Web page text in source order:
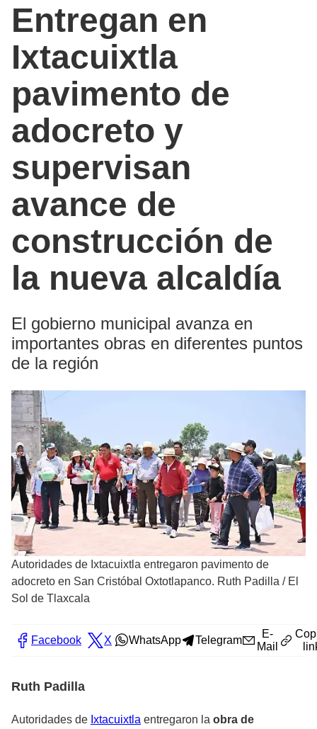
Entregan en
Ixtacuixtla
pavimento de
adocreto y
supervisan
avance de
construcción de
la nueva alcaldía
El gobierno municipal avanza en
importantes obras en diferentes puntos
de la región
Autoridades de Ixtacuixtla entregaron pavimento de
adocreto en San Cristóbal Oxtotlapanco. Ruth Padilla / El
Sol de Tlaxcala
Facebook X WhatsApp Telegram
E-
Mail
Ruth Padilla
Autoridades de Ixtacuixtla entregaron la obra de